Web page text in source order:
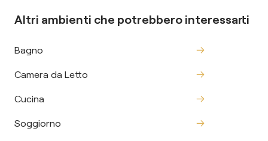
Altri ambienti che potrebbero interessarti
Bagno
Camera da Letto
Cucina
Soggiorno